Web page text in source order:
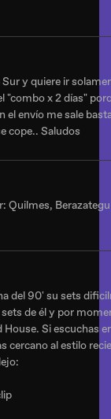
y quiere ir
"combo x 2 días"
el envío me sale
cope.. Saludos
Quilmes,
del 90' su sets
de él y por
House. Si escuchas
cercano al estilo